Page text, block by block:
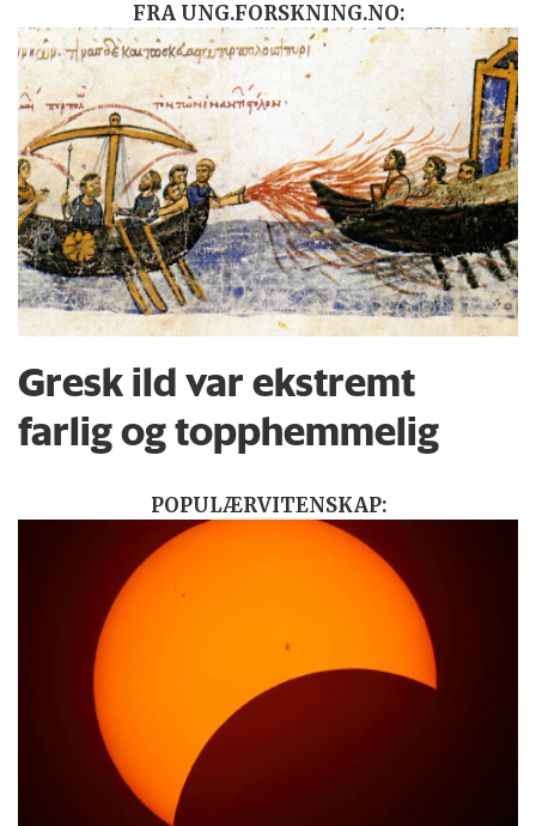
FRA UNG.FORSKNING.NO:
Gresk ild var ekstremt
farlig og topphemmelig
POPULÆRVITENSKAP: